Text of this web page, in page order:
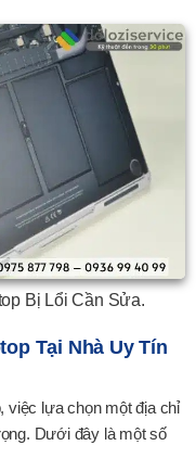
Bị Lổi Cần Sửa.
Tại Nhà Uy Tín
lựa chọn một địa chỉ
Dưới đây là một số